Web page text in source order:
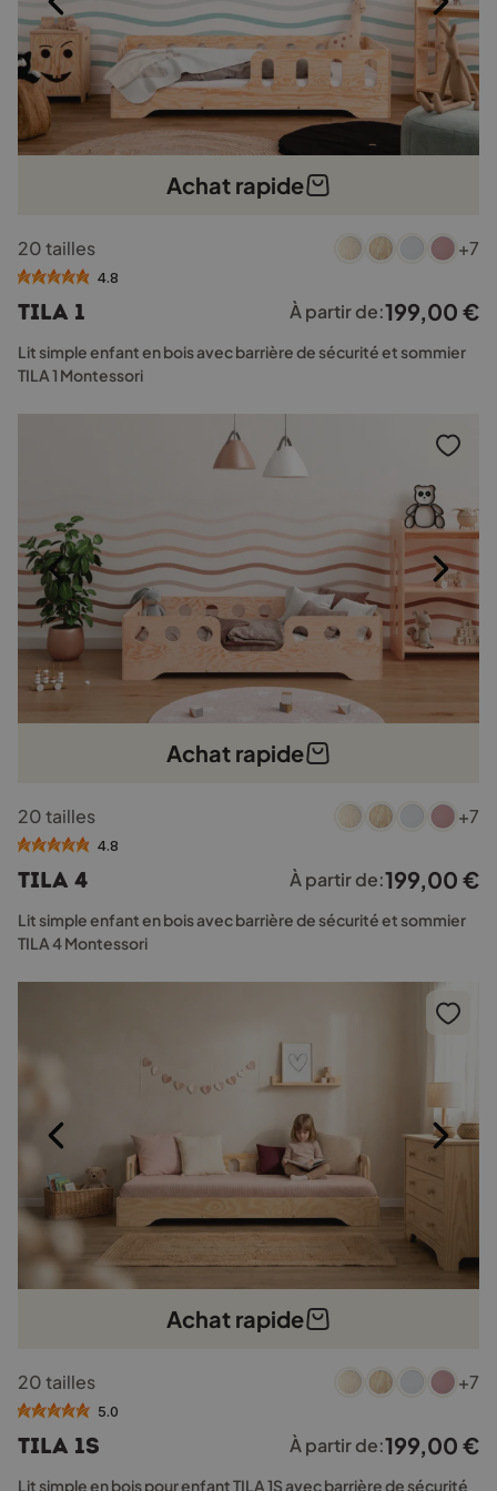
Achat rapide
produit
a
variations.
Les
options
être
produit
20 tailles +7
4.8
TILA 1 À partir de:199,00 €
Lit simple enfant en bois avec barrière de sécurité et sommier
TILA 1 Montessori
Achat rapide
produit
a
variations.
Les
options
être
produit
20 tailles +7
4.8
TILA 4 À partir de:199,00 €
Lit simple enfant en bois avec barrière de sécurité et sommier
TILA 4 Montessori
Achat rapide
produit
a
variations.
Les
20 tailles +7
5.0
TILA 1S À partir de:199,00 €
Lit simple en bois pour enfant TILA 1S avec barrière de sécurité